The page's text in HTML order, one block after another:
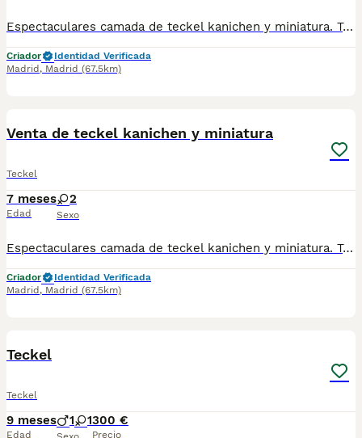
Espectaculares camada de teckel kanichen y miniatura. Todos los cachorritos se entregan con unos dos meses y medio de edad y sus vacunas correspondientes, desparasitados interna y externamente, con certificado de salud, y garantía tanto por enfermedad vírica como congénito genética. Posibilidad de entregar en toda España mediante transporte propio preparado para animales y con chofer privado. Los precios pueden variar según las características y morfología de cada cachorro. Añádenos al whats app o llámanos, y encantados atenderemos todas tus dudas y consultas. Teléfono / Whats app: 641 92 23 90
Criador
Identidad Verificada
Madrid , Madrid (67.5km)
Venta de teckel kanichen y miniatura
Teckel
7 meses
Edad
2
Sexo
Espectaculares camada de teckel kanichen y miniatura. Todos los cachorritos se entregan con unos dos meses y medio de edad y sus vacunas correspondientes, desparasitados interna y externamente, con certificado de salud, y garantía tanto por enfermedad vírica como congénito genética. Posibilidad de entregar en toda España mediante transporte propio preparado para animales y con chofer privado. Los precios pueden variar según las características y morfología de cada cachorro. Añádenos al whats app o llámanos, y encantados atenderemos todas tus dudas y consultas. Teléfono / Whats app: 641 92 23 90
Criador
Identidad Verificada
Madrid , Madrid (67.5km)
Teckel
Teckel
9 meses
Edad
1 1300 €
Precio